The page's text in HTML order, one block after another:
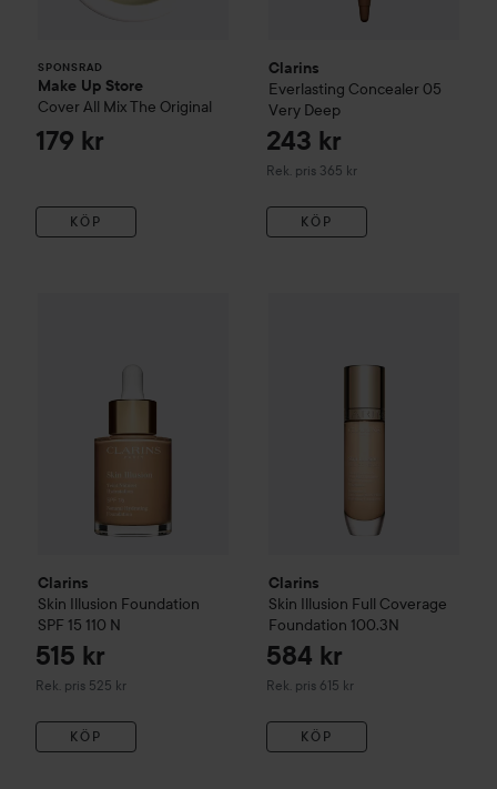
SPONSRAD
Make Up Store
Cover All MixThe Original
179 kr
KÖP
Clarins
Everlasting Concealer 05
Very Deep
243 kr
Rek. pris 365 kr
Rekommenderat pris 365 kr
KÖP
Clarins
Skin Illusion Foundation
SPF 15 110 N
515 kr
Rek. pris 525 kr
Rekommenderat pris 525 kr
KÖP
Clarins
Skin Illusion Full Coverage
Foundation 100.3N
584 kr
Rek. pris 615 kr
Rekommenderat pris 615 kr
KÖP